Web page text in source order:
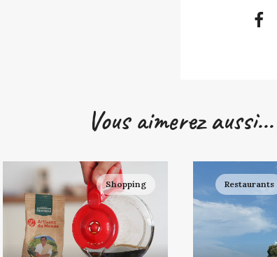
Vous aimerez aussi...
Shopping Restaurants